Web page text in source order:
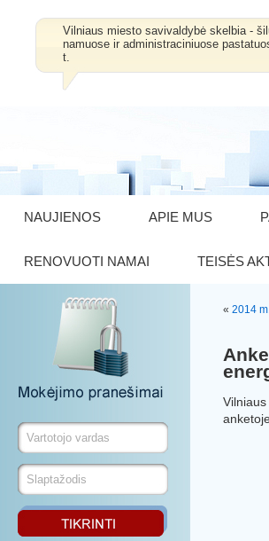
Vilniaus miesto savivaldybė skelbia -
namuose ir administraciniuose
t.
NAUJIENOS APIE MUS
RENOVUOTI NAMAI TEISĖS
« 2014